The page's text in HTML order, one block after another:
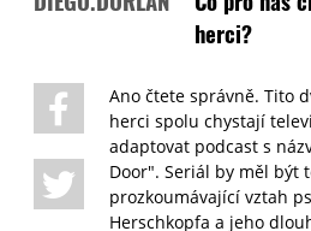
herci?
Ano čtete správně. Tito
herci spolu chystají
adaptovat podcast s
Door". Seriál by měl být
prozkoumávající vztah
Herschkopfa a jeho